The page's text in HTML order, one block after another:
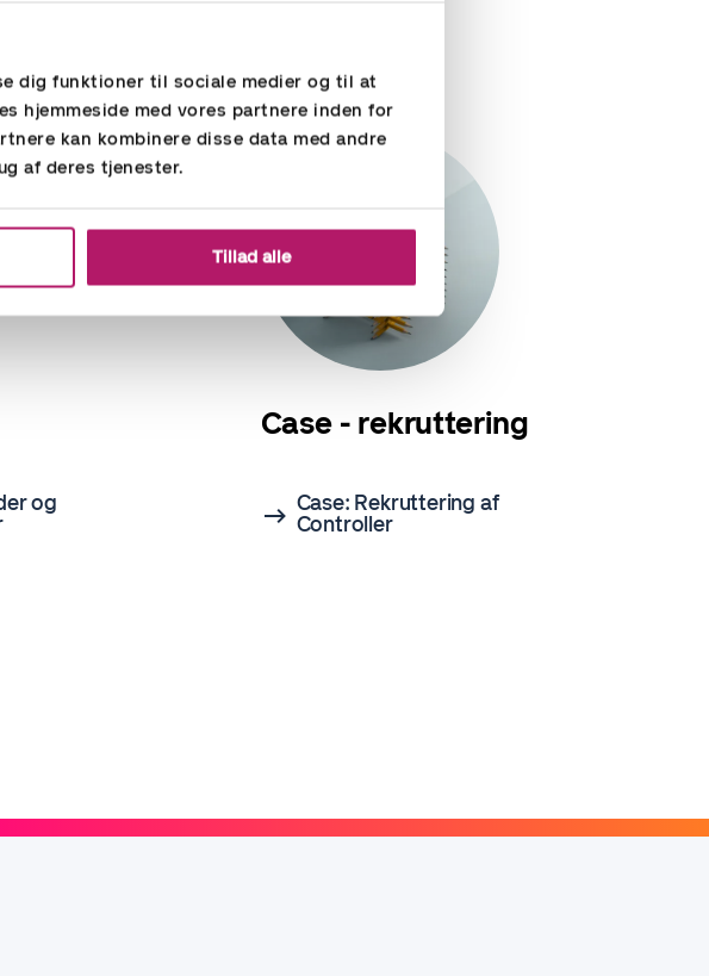
dig funktioner til sociale medier og til at
hjemmeside med vores partnere inden for
kan kombinere disse data med andre
af deres tjenester.
Tillad alle
og
Case - rekruttering
Case: Rekruttering af
Controller